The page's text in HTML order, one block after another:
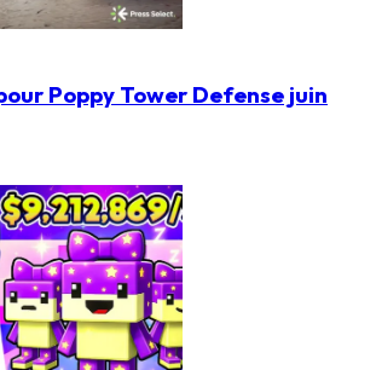
Poppy Tower Defense juin